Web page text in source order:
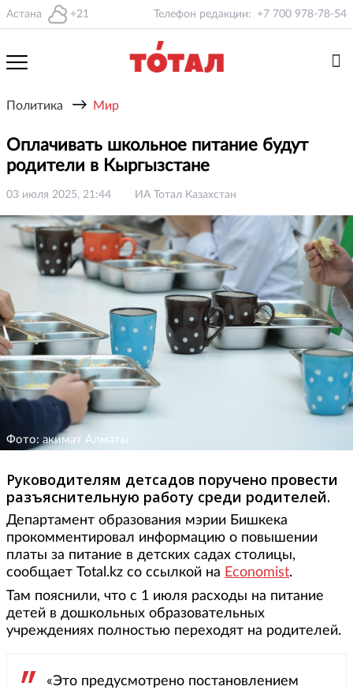
Астана +21 Телефон редакции: +7 700 978-78-54
Политика → Мир
Оплачивать школьное питание будут
родители в Кыргызстане
03 июля 2025, 21:44 ИА Тотал Казахстан
Фото: акимат Алматы
Руководителям детсадов поручено провести
разъяснительную работу среди родителей.
Департамент образования мэрии Бишкека
прокомментировал информацию о повышении
платы за питание в детских садах столицы,
сообщает Total.kz со ссылкой на Economist.
Там пояснили, что с 1 июля расходы на питание
детей в дошкольных образовательных
учреждениях полностью переходят на родителей.
«Это предусмотрено постановлением